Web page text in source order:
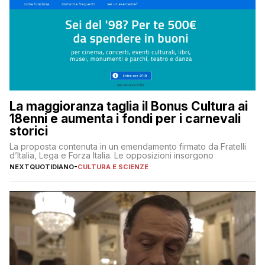
La maggioranza taglia il Bonus Cultura ai
18enni e aumenta i fondi per i carnevali
storici
La proposta contenuta in un emendamento firmato da Fratelli
d’Italia, Lega e Forza Italia. Le opposizioni insorgono
NEXTQUOTIDIANO-CULTURA E SCIENZE